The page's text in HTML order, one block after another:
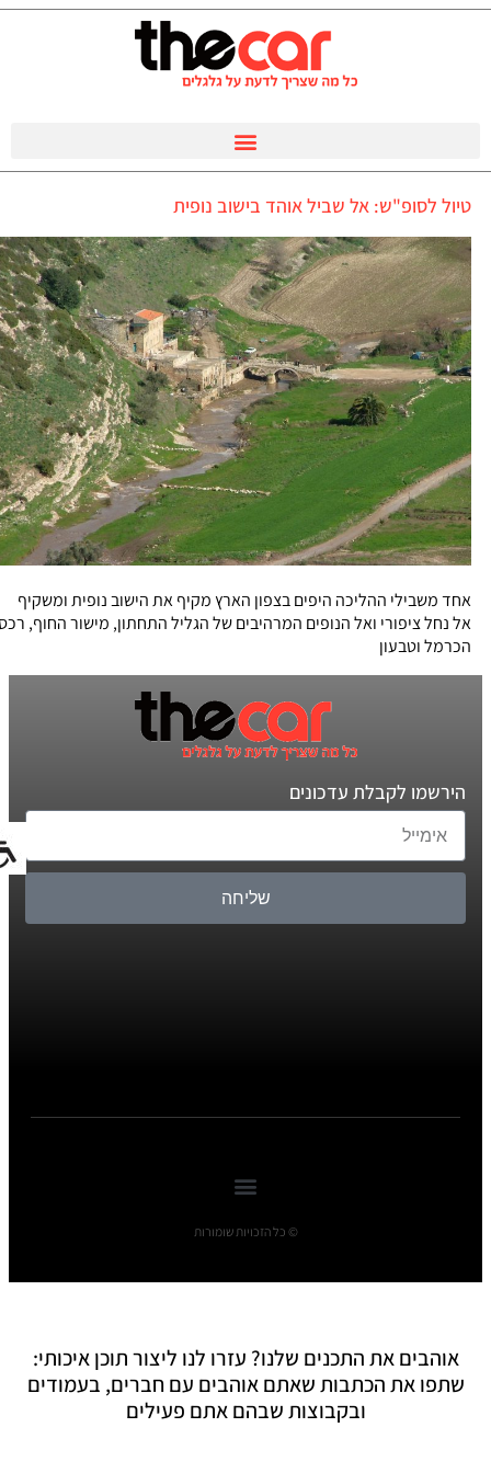
טיול לסופ"ש: אל שביל אוהד בישוב נופית
אחד משבילי ההליכה היפים בצפון הארץ מקיף את הישוב נופית ומשקיף
אל נחל ציפורי ואל הנופים המרהיבים של הגליל התחתון, מישור החוף, רכס
הכרמל וטבעון
הירשמו לקבלת עדכונים
שליחה
© כל הזכויות שומורות
אוהבים את התכנים שלנו? עזרו לנו ליצור תוכן איכותי:
שתפו את הכתבות שאתם אוהבים עם חברים, בעמודים
ובקבוצות שבהם אתם פעילים